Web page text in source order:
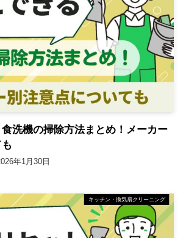
食洗機の掃除方法まとめ！メーカー
年1月30日
キッチン・換気扇クリーニング